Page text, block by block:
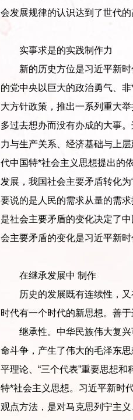
会发展规律的认识达到了世代的
实事求是的实践制作力
新的历史方位是习近平新时
的党中央以巨大的政治勇气、
大方针政策，推出一系列重大
多过去想办而没有办成的大事
力与生产关系、经济基础与上
代中国特*社会主义思想提出的
发展，我国社会主要矛盾转化
要说的是人民的需求从量的需
是社会主要矛盾的变化决定了
会主要矛盾的变化是习近平新
在继承发展中 制作
历史的发展既有连续性，又
时代有一个时代的新思想。善
继承性。中华民族伟大复兴可
命斗争，产生了伟大的毛泽东
平理论、“三个代表”重要思想
特*社会主义思想。习近平新时
观点方法，是对马克思列宁主